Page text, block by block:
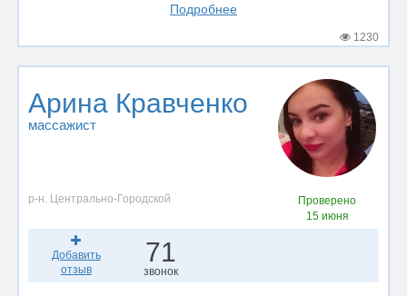
Подробнее
1230
Арина Кравченко
массажист
р-н. Центрально-Городской
Проверено
15 июня
Добавить
отзыв
71
звонок